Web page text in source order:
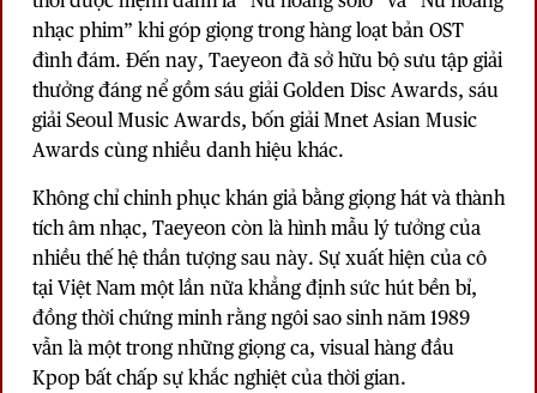
nhạc phim” khi góp giọng trong hàng loạt bản OST
đình đám. Đến nay, Taeyeon đã sở hữu bộ sưu tập giải
thưởng đáng nể gồm sáu giải Golden Disc Awards, sáu
giải Seoul Music Awards, bốn giải Mnet Asian Music
Awards cùng nhiều danh hiệu khác.
Không chỉ chinh phục khán giả bằng giọng hát và thành
tích âm nhạc, Taeyeon còn là hình mẫu lý tưởng của
nhiều thế hệ thần tượng sau này. Sự xuất hiện của cô
tại Việt Nam một lần nữa khẳng định sức hút bền bỉ,
đồng thời chứng minh rằng ngôi sao sinh năm 1989
vẫn là một trong những giọng ca, visual hàng đầu
Kpop bất chấp sự khắc nghiệt của thời gian.